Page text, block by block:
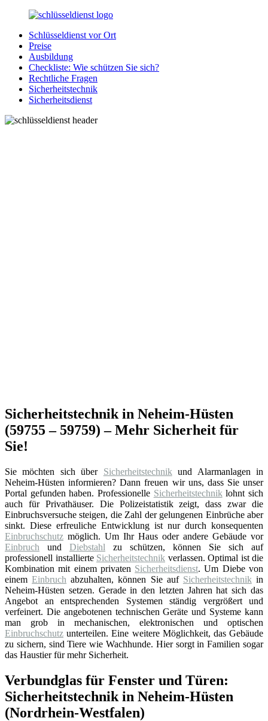
Zurück
Inhalt
SchluesseldienstDirekt.de
Ihre
Notlage
wird
gelöst!
Schlüsseldienst vor Ort
Preise
Ausbildung
Checkliste: Wie schützen Sie sich?
Rechtliche Fragen
Sicherheitstechnik
Sicherheitsdienst
Sicherheitstechnik in Neheim-Hüsten
(59755 – 59759) – Mehr Sicherheit für
Sie!
Sie möchten sich über Sicherheitstechnikund Alarmanlagen in
Neheim-Hüsten informieren? Dann freuen wir uns, dass Sie unser
Portal gefunden haben. Professionelle Sicherheitstechniklohnt sich
auch für Privathäuser. Die Polizeistatistik zeigt, dass zwar die
Einbruchsversuche steigen, die Zahl der gelungenen Einbrüche aber
sinkt. Diese erfreuliche Entwicklung ist nur durch konsequenten
Einbruchschutz möglich. Um Ihr Haus oder andere Gebäude vor
Einbruch und Diebstahl zu schützen, können Sie sich auf
professionell installierte Sicherheitstechnik verlassen. Optimal ist die
Kombination mit einem privaten Sicherheitsdienst. Um Diebe von
einemEinbruch abzuhalten, können Sie auf Sicherheitstechnikin
Neheim-Hüsten setzen. Gerade in den letzten Jahren hat sich das
Angebot an entsprechenden Systemen ständig vergrößert und
verfeinert. Die angebotenen technischen Geräte und Systeme kann
man grob in mechanischen, elektronischen und optischen
Einbruchschutz unterteilen. Eine weitere Möglichkeit, das Gebäude
zu sichern, sind Tiere wie Wachhunde. Hier sorgt in Familien sogar
das Haustier für mehr Sicherheit.
Verbundglas für Fenster und Türen:
Sicherheitstechnik in Neheim-Hüsten
(Nordrhein-Westfalen)